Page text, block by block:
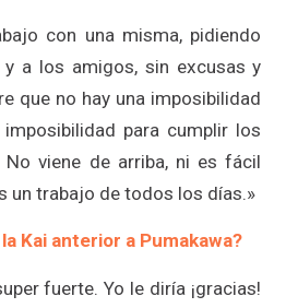
con una misma, pidiendo
a los amigos, sin excusas y
que no hay una imposibilidad
imposibilidad para cumplir los
No viene de arriba, ni es fácil
un trabajo de todos los días.»
Kai anterior a Pumakawa?
fuerte. Yo le diría ¡gracias!